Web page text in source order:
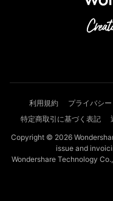
利用規約 プライバシー
特定商取引に基づく表記
Copyright © 2026
issue and
Wondershare Technology